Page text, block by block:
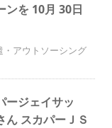
ンを 10月 30日
アウトソーシング
ージェイサッ
ん スカパーＪＳ